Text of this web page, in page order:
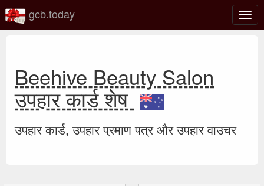
टॉगल
gcb.today
Beehive Beauty Salon
उपहार कार्ड शेष
उपहार कार्ड, उपहार प्रमाण पत्र और उपहार वाउचर